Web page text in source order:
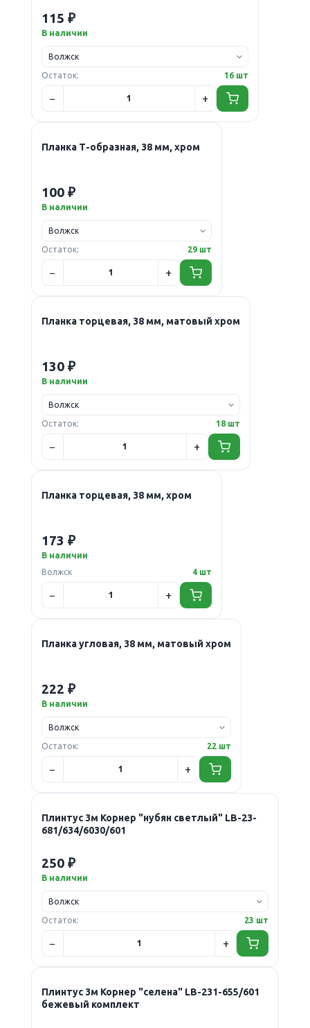
115 ₽
В наличии
Остаток: 16 шт
Планка Т-образная, 38 мм, хром
100 ₽
В наличии
Остаток: 29 шт
Планка торцевая, 38 мм, матовый хром
130 ₽
В наличии
Остаток: 18 шт
Планка торцевая, 38 мм, хром
173 ₽
В наличии
Волжск
4 шт
Планка угловая, 38 мм, матовый хром
222 ₽
В наличии
Остаток: 22 шт
Плинтус 3м Корнер "нубян светлый" LB-23-
681/634/6030/601
250 ₽
В наличии
Остаток: 23 шт
Плинтус 3м Корнер "селена" LB-231-655/601
бежевый комплект